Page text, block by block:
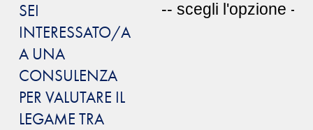
SEI
INTERESSATO/A
A UNA
CONSULENZA
PER VALUTARE IL
LEGAME TRA